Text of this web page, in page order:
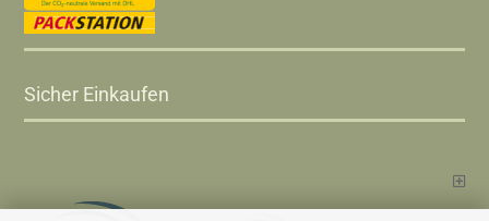
Sicher Einkaufen